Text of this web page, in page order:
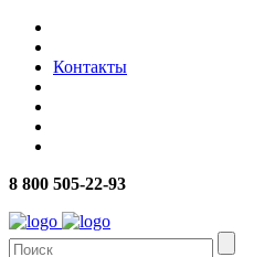
Контакты
8 800 505-22-93